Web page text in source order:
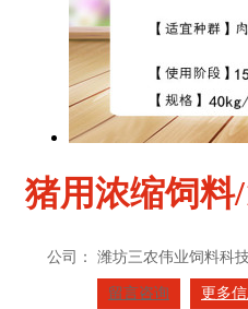
猪用浓缩饲料
公司： 潍坊三农伟业饲料科
留言咨询 更多信